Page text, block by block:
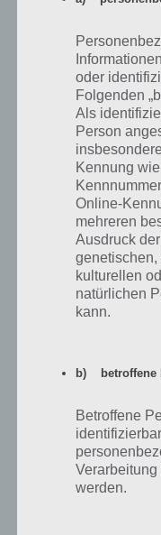
Poste einfach, bei
hast und was dein Trick
oder durch eine
beim Time Trial. Natürlich
einen hohen Rekord
bei Traffic Racer und
Auf WhatsApp
Tweet auf Twitter
oder
Folgenden
Als
Person
Kennung
Online-
mehreren
Ausdruck
genetischen,
kulturellen
natürlichen
kann.
b) betroffene
Betroffene
werden.